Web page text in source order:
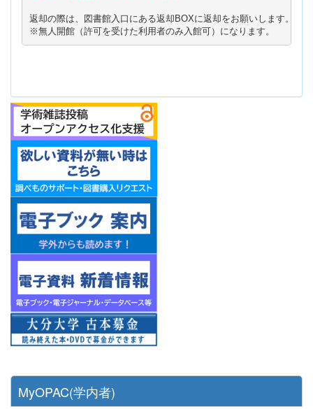
返却の際は、図書館入口にある返却BOXに返却をお願いします。
※無人開館（許可を受けた利用者のみ入館可）になります。
MyOPAC(学内者)